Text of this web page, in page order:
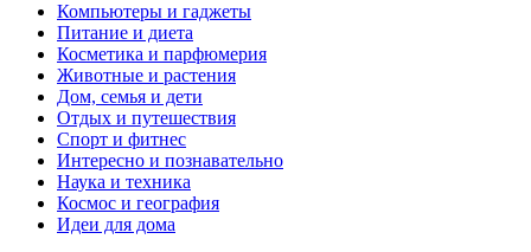
Компьютеры и гаджеты
Питание и диета
Косметика и парфюмерия
Животные и растения
Дом, семья и дети
Отдых и путешествия
Спорт и фитнес
Интересно и познавательно
Наука и техника
Космос и география
Идеи для дома